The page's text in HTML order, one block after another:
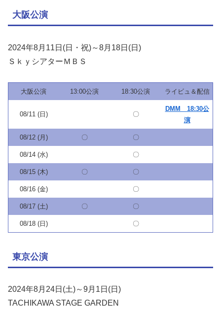
大阪公演
2024年8月11日(日・祝)～8月18日(日)
ＳｋｙシアターＭＢＳ
大阪公演 13:00公演 18:30公演 ライビュ＆配信
08/11 (日) 〇
DMM 18:30公
演
08/12 (月) 〇 〇
08/14 (水) 〇
08/15 (木) 〇 〇
08/16 (金) 〇
08/17 (土) 〇 〇
08/18 (日) 〇
東京公演
2024年8月24日(土)～9月1日(日)
TACHIKAWA STAGE GARDEN